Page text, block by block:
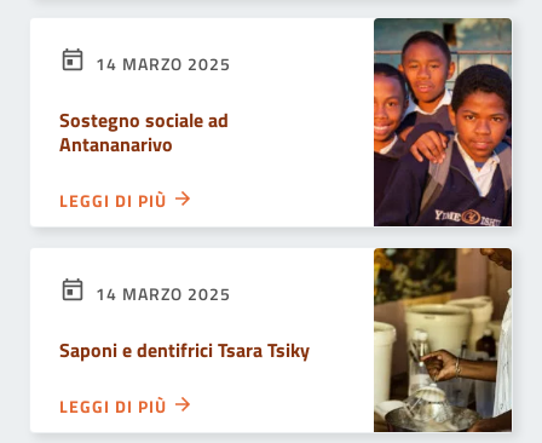
14 MARZO 2025
Sostegno sociale ad
Antananarivo
LEGGI DI PIÙ
14 MARZO 2025
Saponi e dentifrici Tsara Tsiky
LEGGI DI PIÙ